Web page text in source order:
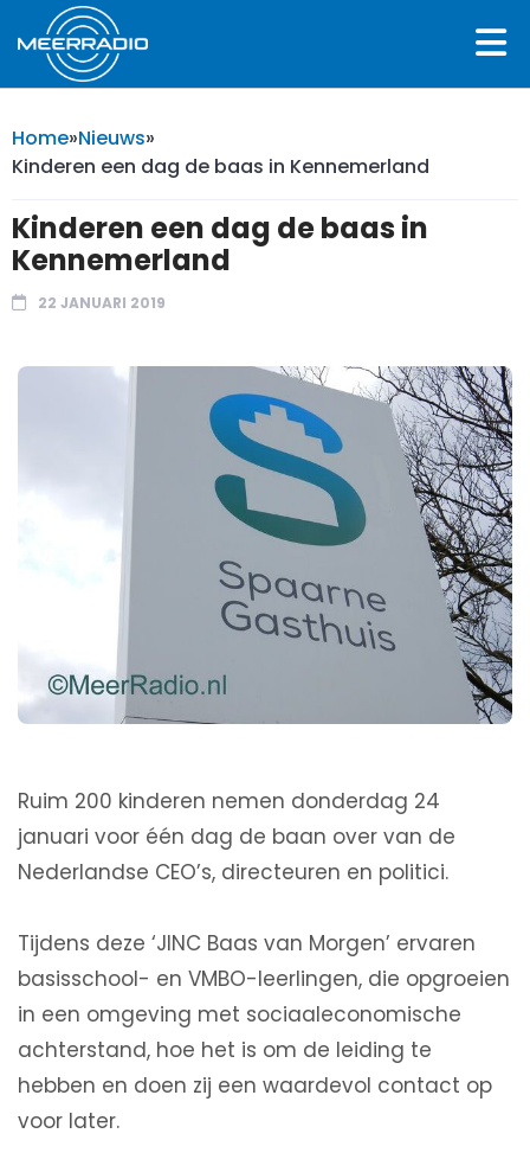
Home»Nieuws»
Kinderen een dag de baas in Kennemerland
Kinderen een dag de baas in
Kennemerland
22 JANUARI 2019
Ruim 200 kinderen nemen donderdag 24
januari voor één dag de baan over van de
Nederlandse CEO’s, directeuren en politici.
Tijdens deze ‘JINC Baas van Morgen’ ervaren
basisschool- en VMBO-leerlingen, die opgroeien
in een omgeving met sociaaleconomische
achterstand, hoe het is om de leiding te
hebben en doen zij een waardevol contact op
voor later.